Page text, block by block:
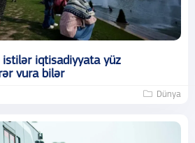
iqtisadiyyata yüz
vura bilər
Dünya